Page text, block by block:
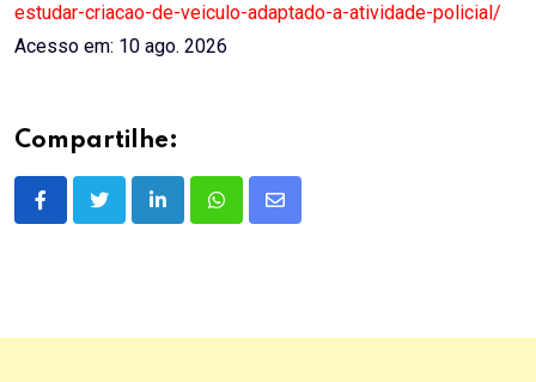
estudar-criacao-de-veiculo-adaptado-a-atividade-policial/
Acesso em: 10 ago. 2026
Compartilhe:
LinkedInWhatsappShare